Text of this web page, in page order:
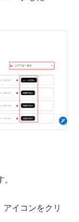
アイコンをクリ